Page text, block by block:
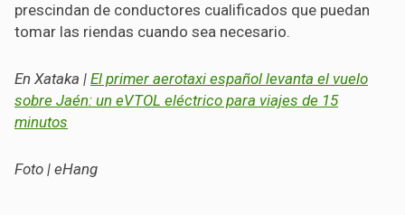
prescindan de conductores cualificados que puedan
tomar las riendas cuando sea necesario.
En Xataka | El primer aerotaxi español levanta el vuelo
sobre Jaén: un eVTOL eléctrico para viajes de 15
minutos
Foto | eHang